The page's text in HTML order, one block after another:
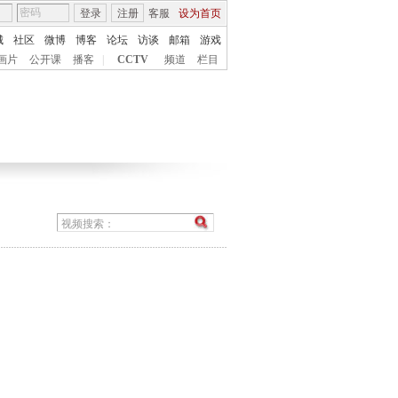
客服 设为首页
登录 注册
社区 微博 博客 论坛 访谈 邮箱
游戏
片
公开课 播客 CCTV 频道 栏目